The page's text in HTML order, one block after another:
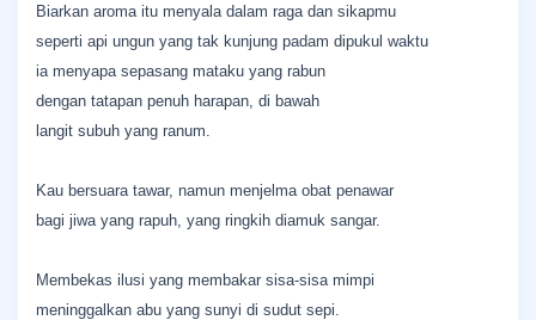
Biarkan aroma itu menyala dalam raga dan sikapmu
seperti api ungun yang tak kunjung padam dipukul waktu
ia menyapa sepasang mataku yang rabun
dengan tatapan penuh harapan, di bawah
langit subuh yang ranum.
Kau bersuara tawar, namun menjelma obat penawar
bagi jiwa yang rapuh, yang ringkih diamuk sangar.
Membekas ilusi yang membakar sisa-sisa mimpi
meninggalkan abu yang sunyi di sudut sepi.